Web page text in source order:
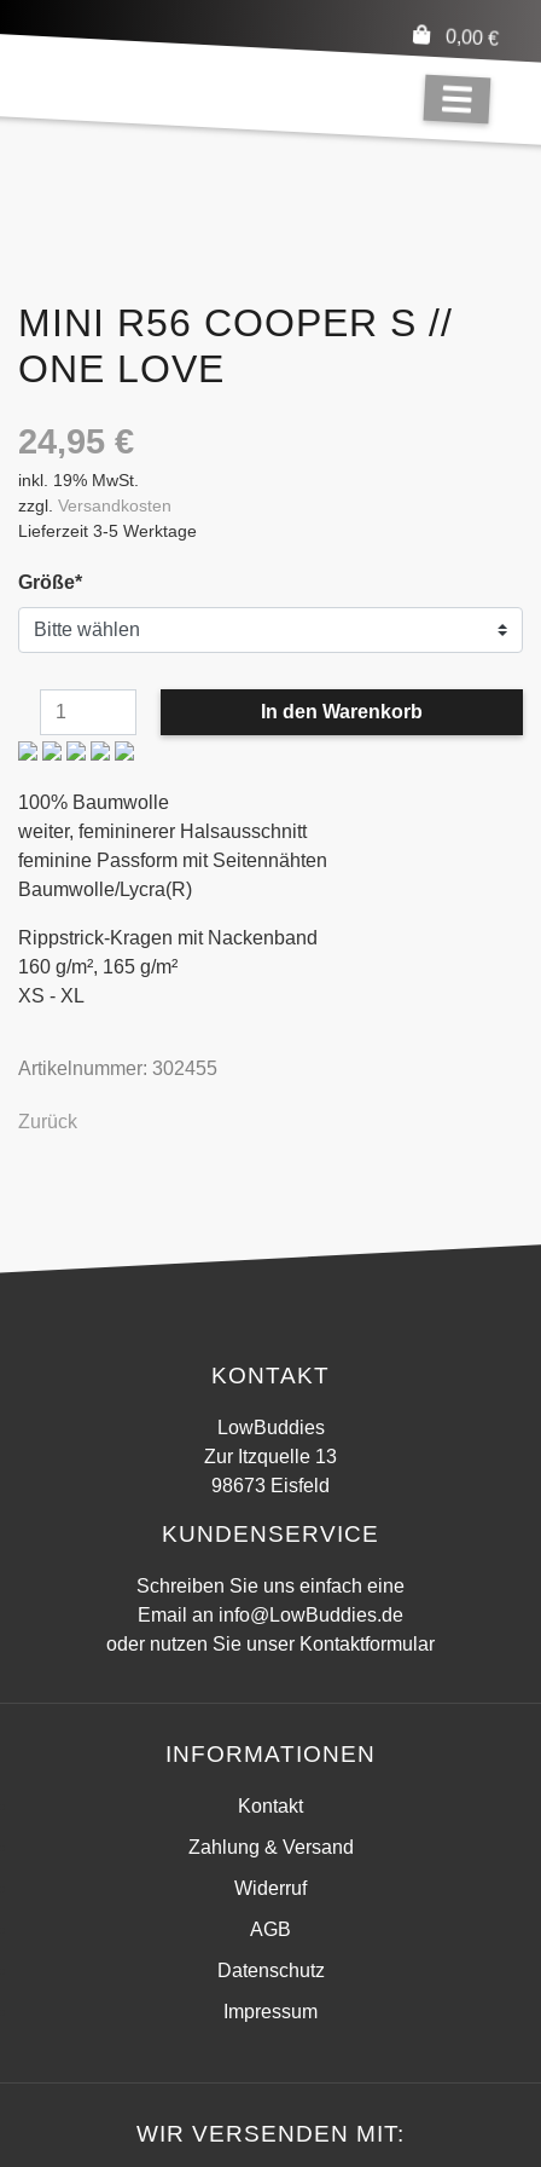
0,00€
MINI R56 COOPER S //
ONE LOVE
24,95 €
inkl. 19% MwSt.
zzgl. Versandkosten
Lieferzeit 3-5 Werktage
Größe*
100% Baumwolle
weiter, femininerer Halsausschnitt
feminine Passform mit Seitennähten
Baumwolle/Lycra(R)
Rippstrick-Kragen mit Nackenband
160 g/m², 165 g/m²
XS - XL
Artikelnummer: 302455
Zurück
KONTAKT
LowBuddies
Zur Itzquelle 13
98673 Eisfeld
KUNDENSERVICE
Schreiben Sie uns einfach eine
Email an info@LowBuddies.de
oder nutzen Sie unser Kontaktformular
INFORMATIONEN
Kontakt
Zahlung & Versand
Widerruf
AGB
Datenschutz
Impressum
WIR VERSENDEN MIT: